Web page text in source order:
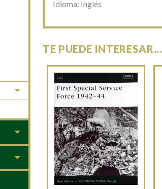
Idioma: Inglés
TE PUEDE INTERESAR...